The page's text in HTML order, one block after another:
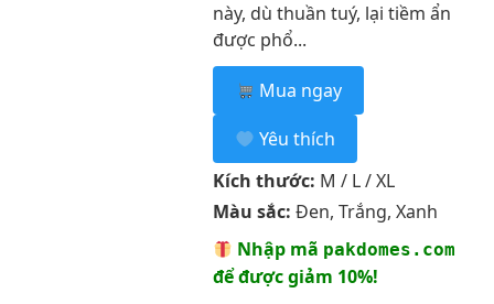
này, dù thuần tuý, lại tiềm ẩn
được phổ...
Mua ngay
Yêu thích
Kích thước: M / L / XL
Màu sắc: Đen, Trắng, Xanh
Nhập mã pakdomes.com
để được giảm 10%!